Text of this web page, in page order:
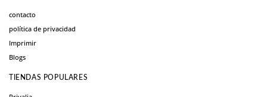
contacto
política de privacidad
Imprimir
Blogs
TIENDAS POPULARES